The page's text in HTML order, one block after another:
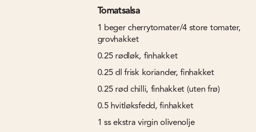
Tomatsalsa
1 beger cherrytomater/4 store tomater,
grovhakket
0.25 rødløk, finhakket
0.25dl frisk koriander, finhakket
0.25 rød chilli, finhakket (uten frø)
0.5 hvitløksfedd, finhakket
1 ssekstra virgin olivenolje